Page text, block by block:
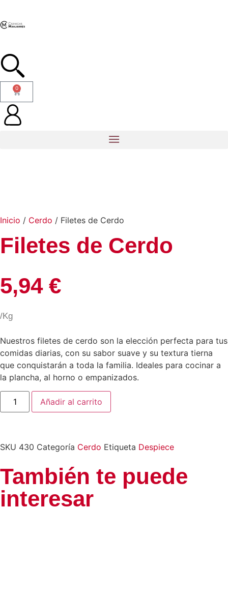
0
Inicio / Cerdo / Filetes de Cerdo
Filetes de Cerdo
5,94 €
/Kg
Nuestros filetes de cerdo son la elección perfecta para tus
comidas diarias, con su sabor suave y su textura tierna
que conquistarán a toda la familia. Ideales para cocinar a
la plancha, al horno o empanizados.
Añadir al carrito
SKU 430 Categoría Cerdo Etiqueta Despiece
También te puede
interesar